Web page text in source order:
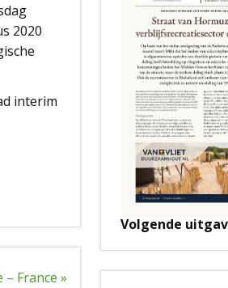
2020
interim
France »
Volgende